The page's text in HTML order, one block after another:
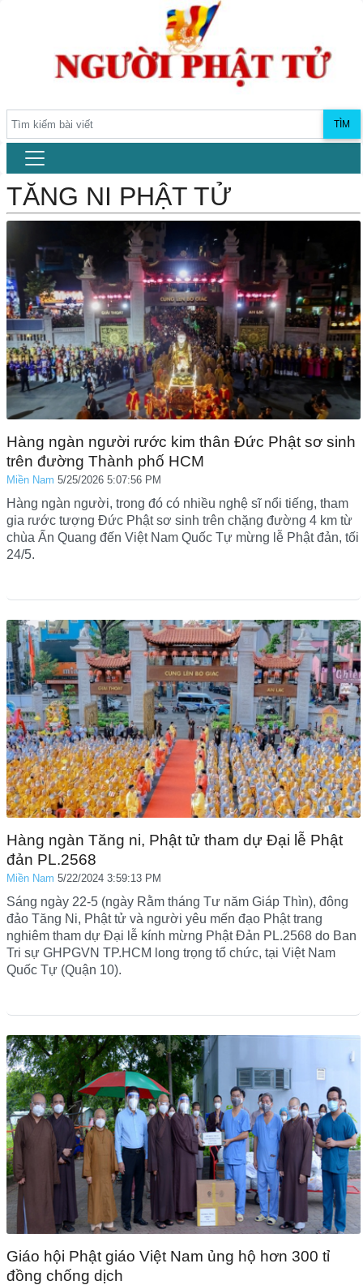
TÌM
TĂNG NI PHẬT TỬ
Hàng ngàn người rước kim thân Đức Phật sơ sinh
trên đường Thành phố HCM
Miền Nam 5/25/2026 5:07:56 PM
Hàng ngàn người, trong đó có nhiều nghệ sĩ nổi tiếng, tham
gia rước tượng Đức Phật sơ sinh trên chặng đường 4 km từ
chùa Ấn Quang đến Việt Nam Quốc Tự mừng lễ Phật đản, tối
24/5.
Hàng ngàn Tăng ni, Phật tử tham dự Đại lễ Phật
đản PL.2568
Miền Nam 5/22/2024 3:59:13 PM
Sáng ngày 22-5 (ngày Rằm tháng Tư năm Giáp Thìn), đông
đảo Tăng Ni, Phật tử và người yêu mến đạo Phật trang
nghiêm tham dự Đại lễ kính mừng Phật Đản PL.2568 do Ban
Tri sự GHPGVN TP.HCM long trọng tổ chức, tại Việt Nam
Quốc Tự (Quận 10).
Giáo hội Phật giáo Việt Nam ủng hộ hơn 300 tỉ
đồng chống dịch